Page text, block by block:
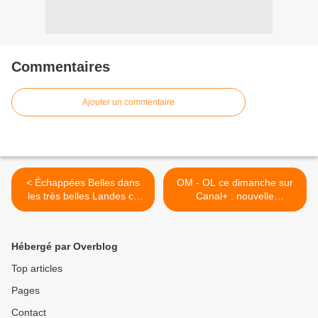
Commentaires
Ajouter un commentaire
< Échappées Belles dans
les très belles Landes ce
samedi soir sur France 5.
OM - OL ce dimanche sur
Canal+ : nouvelle
expérience de visionnage
Hébergé par Overblog
Top articles
Pages
Contact